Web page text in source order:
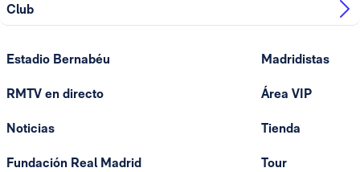
Club
Estadio Bernabéu
RMTV en directo
Noticias
Fundación Real Madrid
Madridistas
Área VIP
Tienda
Tour